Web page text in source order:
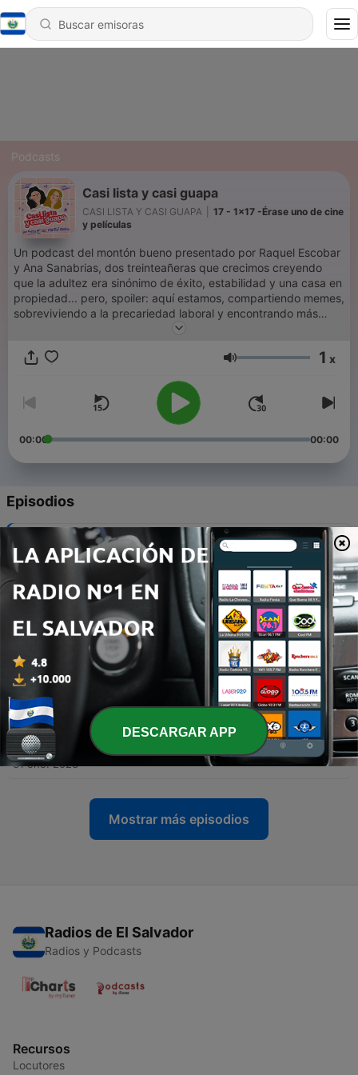
Podcasts
Casi lista y casi guapa
CASI LISTA Y CASI GUAPA
17 - 1x17 -Érase uno de cine
y películas
Un podcast del montón bueno presentado por Raquel Escobar
y Ana Sanabrias, dos treinteañeras que crecimos creyendo
que la adultez era sinónimo de éxito, estabilidad y una casa en
propiedad... pero, spoiler: aquí estamos, compartiendo memes,
sobreviviendo a la precariedad laboral y encontrando más
consuelo en Belén López Vázquez que en nuestra propia vida.
y una realidad que no da tregua, donde nunca estamos ni
habitando el "casi" que es la vida tampoco se está tan mal✨
Volumen 1 x
00:00 00:00
Episodios
17 1x17 -Érase uno de cine y películas
28 feb. 2023
16 - 1x16 - Érase uno de hacer deporte
1x15 - Érase uno de amor y relaciones
14 feb. 2023
1x14 - Érase uno de estudiar e ir a clase
07 feb. 2023
13 - 1x13 - Érase uno de viajes y vacaciones
31 ene. 2023
Mostrar más episodios
Radios de El Salvador
Radios y Podcasts
Recursos
Locutores
DESCARGAR APP